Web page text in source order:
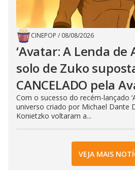
CINEPOP / 08/08/2026
‘Avatar: A Lenda de
solo de Zuko
CANCELADO pela
Com o sucesso do recém-lançado
universo criado por Michael Dante
Konietzko voltaram a...
VEJA MAIS